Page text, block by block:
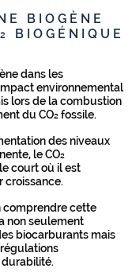
BIOGÈNE
BIOGÉNIQUE
dans les
environnemental
lors de la combustion
du CO₂ fossile.
des niveaux
le CO₂
court où il est
croissance.
comprendre cette
non seulement
biocarburants mais